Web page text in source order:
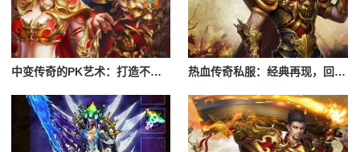
中变传奇的PK艺术：打造不败神话 热血传奇私服：经典再现，回忆满满